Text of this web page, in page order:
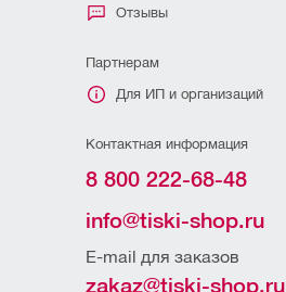
Отзывы
Партнерам
Для ИП и организаций
Контактная информация
8 800 222-68-48
info@tiski-shop.ru
E-mail для заказов
zakaz@tiski-shop.ru